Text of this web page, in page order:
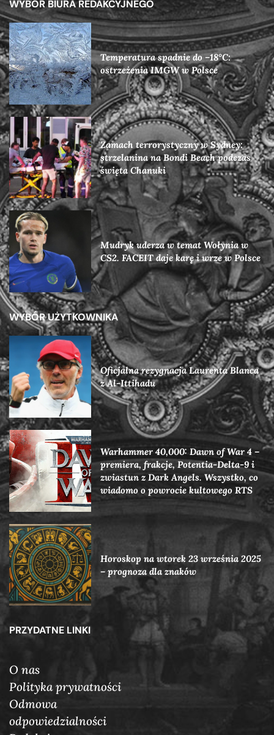
WYBÓR BIURA REDAKCYJNEGO
Temperatura spadnie do –18°C:
ostrzeżenia IMGW w Polsce
Zamach terrorystyczny w Sydney:
strzelanina na Bondi Beach podczas
święta Chanuki
Mudryk uderza w temat Wołynia w
CS2. FACEIT daje karę i wrze w Polsce
WYBÓR UŻYTKOWNIKA
Oficjalna rezygnacja Laurenta Blanca
z Al-Ittihadu
Warhammer 40,000: Dawn of War 4 –
premiera, frakcje, Potentia-Delta-9 i
zwiastun z Dark Angels. Wszystko, co
wiadomo o powrocie kultowego RTS
Horoskop na wtorek 23 września 2025
– prognoza dla znaków
PRZYDATNE LINKI
O nas
Polityka prywatności
Odmowa
odpowiedzialności